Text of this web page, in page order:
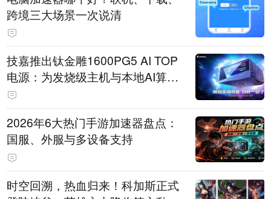
跨境三大场景一次说清
技嘉推出钛金雕1600PG5 AI TOP
电源：为发烧级主机与本地AI算力
打造旗舰供电方案
2026年6大热门手游加速器盘点：
国服、外服与多设备支持
时空回溯，热血归来！科加斯正式